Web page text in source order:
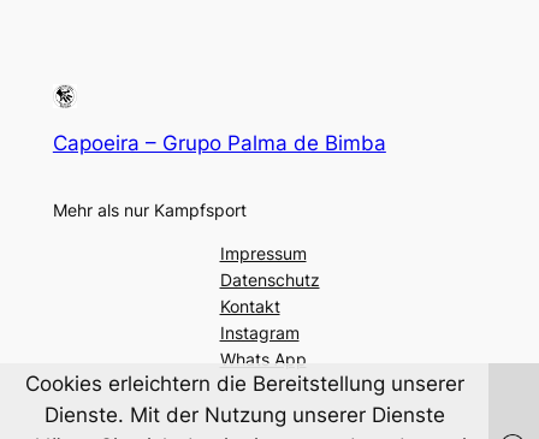
Capoeira – Grupo Palma de Bimba
Mehr als nur Kampfsport
Impressum
Datenschutz
Kontakt
Instagram
Whats App
Cookies erleichtern die Bereitstellung unserer
Dienste. Mit der Nutzung unserer Dienste